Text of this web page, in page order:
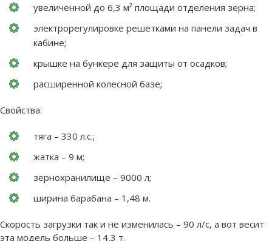
увеличенной до 6,3 м² площади отделения зерна;
электрорегулировке решетками на панели задач в
кабине;
крышке на бункере для защиты от осадков;
расширенной колесной базе;
Свойства:
тяга – 330 л.с.;
жатка – 9 м;
зернохранилище – 9000 л;
ширина барабана – 1,48 м.
Скорость загрузки так и не изменилась – 90 л/с, а вот весит
эта модель больше – 14,3 т.